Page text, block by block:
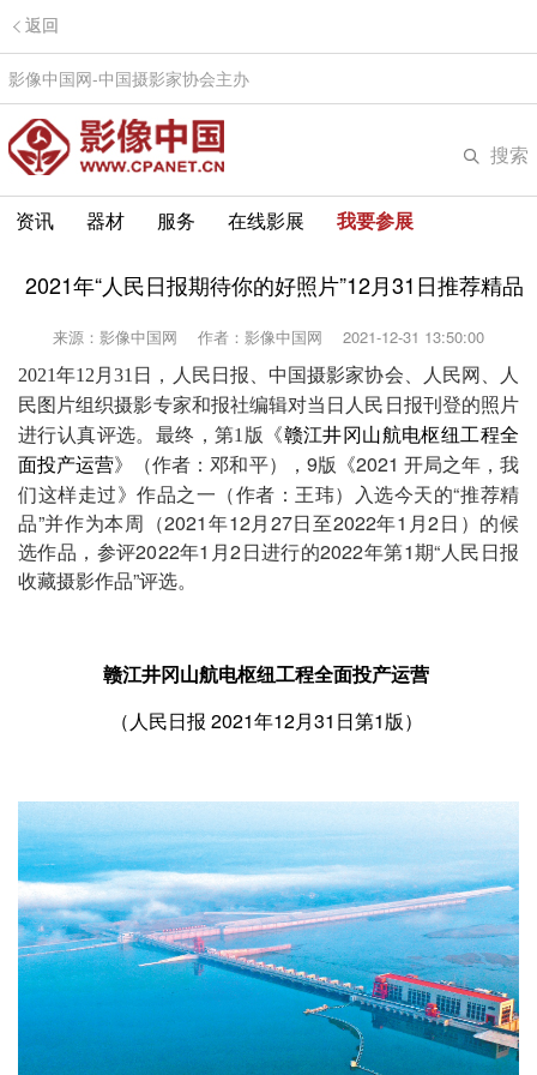
返回
影像中国网-中国摄影家协会主办
搜索
资讯 器材 服务 在线影展 我要参展
2021年“人民日报期待你的好照片”12月31日推荐精品
来源：影像中国网 作者：影像中国网 2021-12-31 13:50:00
2021年12月31日，人民日报、中国摄影家协会、人民网、人
民图片组织摄影专家和报社编辑对当日人民日报刊登的照片
进行认真评选。最终，第1版《赣江井冈山航电枢纽工程全
面投产运营》（作者：邓和平），9版《2021 开局之年，我
们这样走过》作品之一（作者：王玮）入选今天的“推荐精
品”并作为本周（2021年12月27日至2022年1月2日）的候
选作品，参评2022年1月2日进行的2022年第1期“人民日报
收藏摄影作品”评选。
赣江井冈山航电枢纽工程全面投产运营
（ 人民日报 2021年12月31日第1版）